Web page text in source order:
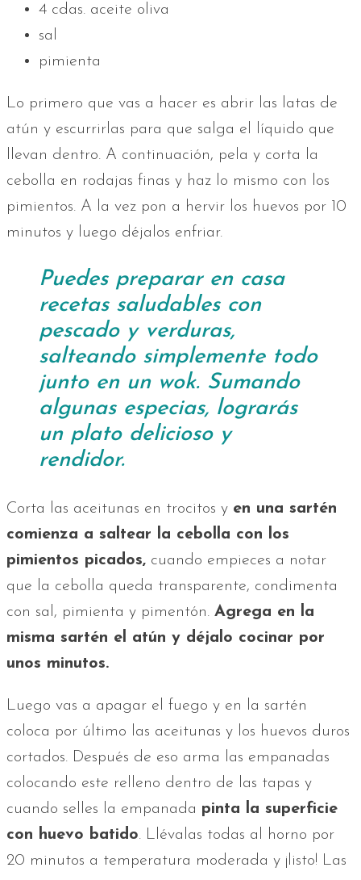
4 cdas. aceite oliva
sal
pimienta
Lo primero que vas a hacer es abrir las latas de
atún y escurrirlas para que salga el líquido que
llevan dentro. A continuación, pela y corta la
cebolla en rodajas finas y haz lo mismo con los
pimientos. A la vez pon a hervir los huevos por 10
minutos y luego déjalos enfriar.
Puedes preparar en casa
recetas saludables con
pescado y verduras,
salteando simplemente todo
junto en un wok. Sumando
algunas especias, lograrás
un plato delicioso y
rendidor.
Corta las aceitunas en trocitos y en una sartén
comienza a saltear la cebolla con los
pimientos picados, cuando empieces a notar
que la cebolla queda transparente, condimenta
con sal, pimienta y pimentón. Agrega en la
misma sartén el atún y déjalo cocinar por
unos minutos.
Luego vas a apagar el fuego y en la sartén
coloca por último las aceitunas y los huevos duros
cortados. Después de eso arma las empanadas
colocando este relleno dentro de las tapas y
cuando selles la empanada pinta la superficie
con huevo batido. Llévalas todas al horno por
20 minutos a temperatura moderada y ¡listo! Las